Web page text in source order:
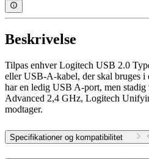
Beskrivelse
Tilpas enhver Logitech USB 2.0
eller USB-A-kabel, der skal bruges
har en ledig USB A-port, men
Advanced 2,4 GHz, Logitech
modtager.
Specifikationer og kompatibilitet